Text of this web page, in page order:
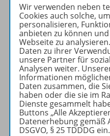
Ihr
zu
Wir verwenden neben
Cookies auch solche,
personalisieren,
anbieten zu können
Webseite zu
Daten zu ihrer
unsere Partner für
Analysen weiter.
Informationen
Daten zusammen, die
haben oder die sie im
Dienste gesammelt
Buttons „Alle
Datenerhebung gemäß
DSGVO, § 25 TDDDG ein.